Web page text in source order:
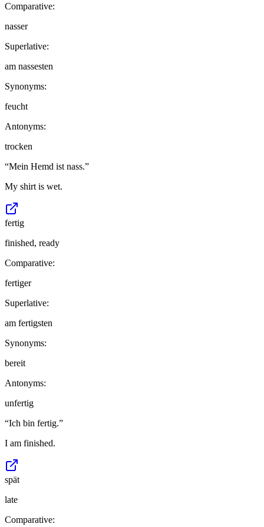
Comparative:
nasser
Superlative:
am nassesten
Synonyms:
feucht
Antonyms:
trocken
“Mein Hemd ist nass.”
My shirt is wet.
fertig
finished, ready
Comparative:
fertiger
Superlative:
am fertigsten
Synonyms:
bereit
Antonyms:
unfertig
“Ich bin fertig.”
I am finished.
spät
late
Comparative: